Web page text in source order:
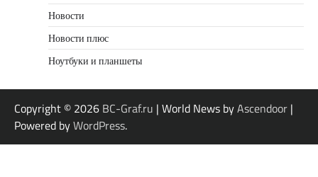
Новости
Новости плюс
Ноутбуки и планшеты
Copyright © 2026 BC-Graf.ru | World News byAscendoor |
Powered byWordPress.